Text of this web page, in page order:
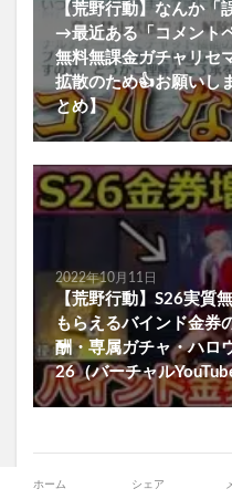
【荒野行動】なんか
→最近ある「コメント
無料無課金ガチャリセ
拡散のため👍お願いし
とめ】
2022年10月11日
【荒野行動】S26実質
もらえるバインド金券
酬・専属ガチャ・ハロ
26（バーチャル
関連する動画
ホーム シェア